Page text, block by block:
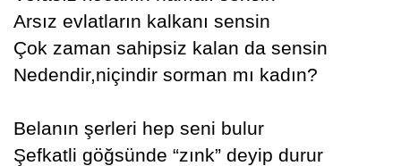
Arsız evlatların kalkanı sensin
Çok zaman sahipsiz kalan da sensin
Nedendir,niçindir sorman mı kadın?
Belanın şerleri hep seni bulur
Şefkatli göğsünde “zınk” deyip durur